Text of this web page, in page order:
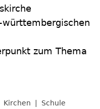
zum Thema
Kirchen
Schule